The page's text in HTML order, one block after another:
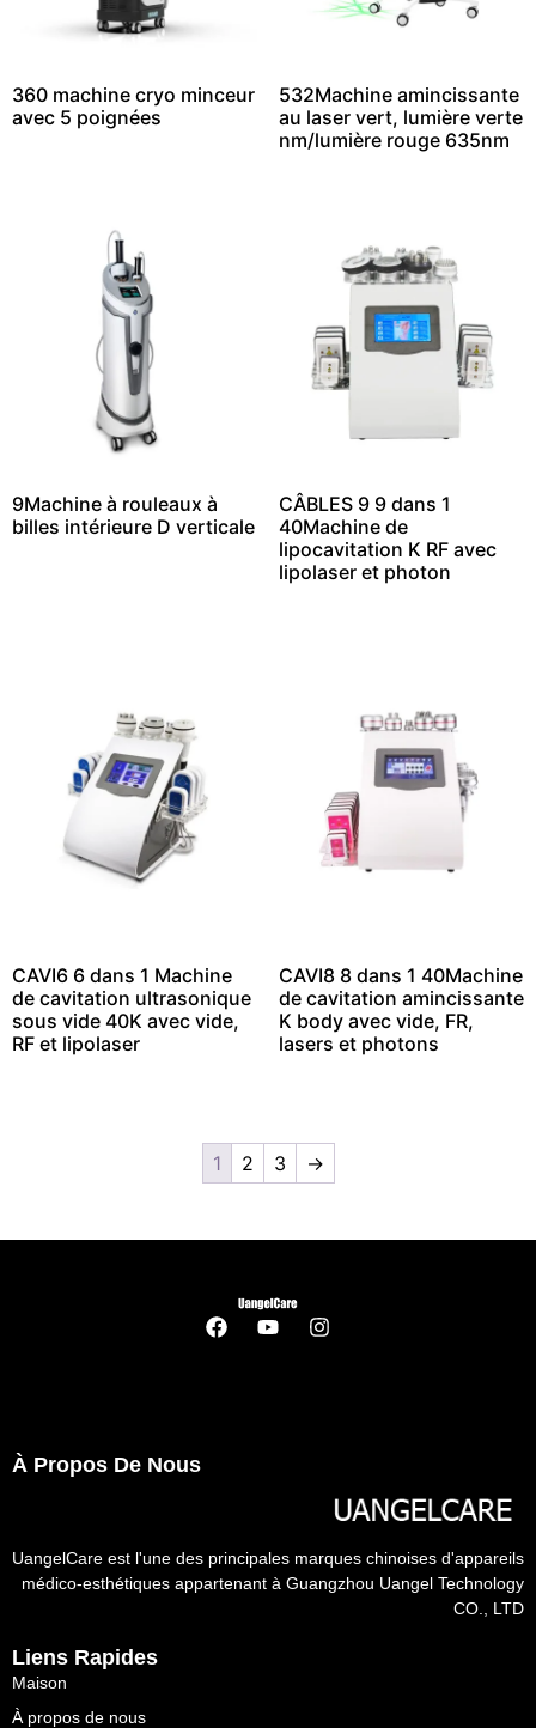
360 machine cryo minceur
avec 5 poignées
532Machine amincissante
au laser vert, lumière verte
nm/lumière rouge 635nm
9Machine à rouleaux à
billes intérieure D verticale
CÂBLES 9 9 dans 1
40Machine de
lipocavitation K RF avec
lipolaser et photon
CAVI6 6 dans 1 Machine
de cavitation ultrasonique
sous vide 40K avec vide,
RF et lipolaser
CAVI8 8 dans 1 40Machine
de cavitation amincissante
K body avec vide, FR,
lasers et photons
1 2 3 →
À Propos De Nous
UangelCare est l'une des principales marques chinoises d'appareils
médico-esthétiques appartenant à Guangzhou Uangel Technology
CO., LTD
Liens Rapides
Maison
À propos de nous